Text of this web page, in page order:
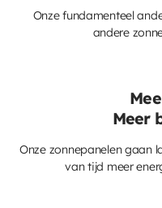
Onze fundamenteel
andere
Meer
Onze zonnepanelen gaan
van tijd meer